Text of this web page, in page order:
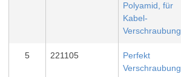
Polyamid, für
Kabel-
Verschraubung
5 221105
Perfekt
Verschraubung